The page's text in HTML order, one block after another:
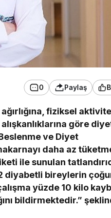
0 Paylaş
fiziksel aktivite
göre
ve Diyet
daha az
ile sunulan
diyabetli bireylerin
yüzde 10 kilo
bildirmektedir.”